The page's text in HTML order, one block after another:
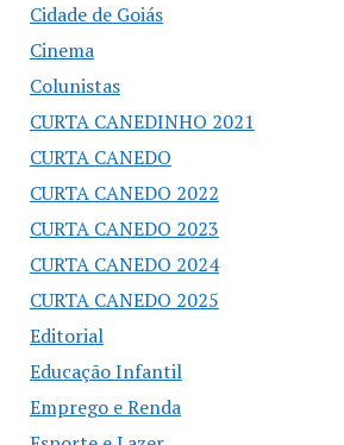
Cidade de Goiás
Cinema
Colunistas
CURTA CANEDINHO 2021
CURTA CANEDO
CURTA CANEDO 2022
CURTA CANEDO 2023
CURTA CANEDO 2024
CURTA CANEDO 2025
Editorial
Educação Infantil
Emprego e Renda